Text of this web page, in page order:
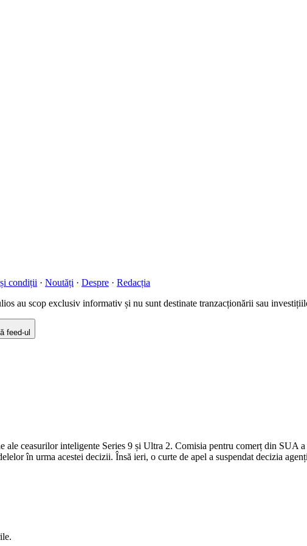
condiții · Noutăți · Despre · Redacția
au scop exclusiv informativ și nu sunt destinate tranzacționării sau
feed-ul
ale ceasurilor inteligente Series 9 și Ultra 2. Comisia pentru comerț din
în urma acestei decizii. Însă ieri, o curte de apel a suspendat decizia